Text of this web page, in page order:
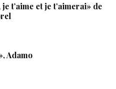
je t’aime et je t’aimerai» de
Adamo